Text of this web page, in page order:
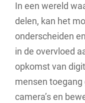
In een wereld
delen, kan het
onderscheiden
in de overvloed
opkomst van
mensen
camera’s en